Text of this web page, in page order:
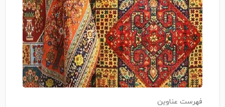
فهرست عناوین